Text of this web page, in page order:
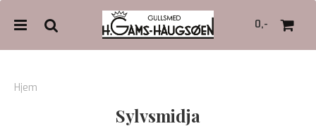
0,-
Hjem
Sylvsmidja